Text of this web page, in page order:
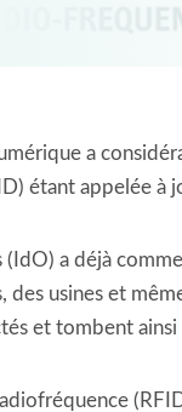
a
étant appelée à
(IdO) a déjà
des usines et
et tombent